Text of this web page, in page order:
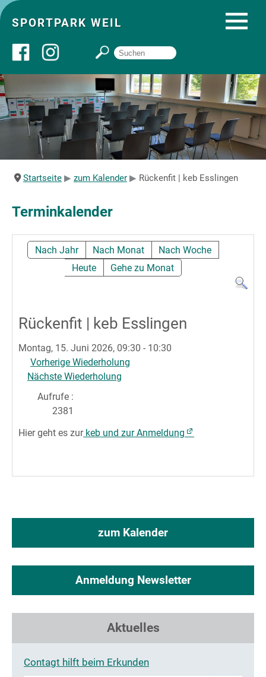
SPORTPARK WEIL
Über uns
Startseite
Angebote
Sportpark
Startseite zum Kalender Rückenfit | keb Esslingen
Terminkalender
Nach Jahr Nach Monat
Nach Woche
Heute
Gehe zu Monat
Rückenfit | keb Esslingen
Montag, 15. Juni 2026, 09:30 - 10:30
Vorherige Wiederholung
Nächste Wiederholung
Aufrufe:
2381
Hier geht es zurkeb und zur Anmeldung
zum Kalender
Anmeldung Newsletter
Aktuelles
Contagt hilft beim Erkunden